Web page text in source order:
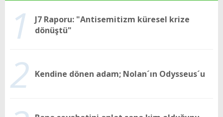
1
J7 Raporu: "Antisemitizm küresel krize
dönüştü"
2 Kendine dönen adam; Nolan´ın Odysseus´u